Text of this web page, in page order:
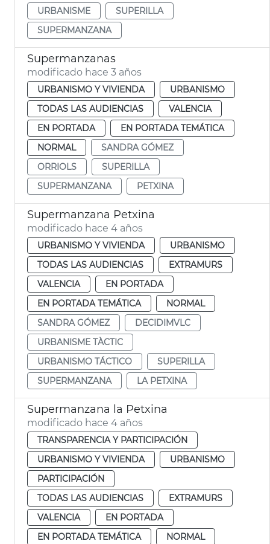
URBANISME
SUPERILLA
SUPERMANZANA
Supermanzanas
modificado hace 3 años
URBANISMO Y VIVIENDA
URBANISMO
TODAS LAS AUDIENCIAS
VALENCIA
EN PORTADA
EN PORTADA TEMÁTICA
NORMAL
SANDRA GÓMEZ
ORRIOLS
SUPERILLA
SUPERMANZANA
PETXINA
Supermanzana Petxina
modificado hace 4 años
URBANISMO Y VIVIENDA
URBANISMO
TODAS LAS AUDIENCIAS
EXTRAMURS
VALENCIA
EN PORTADA
EN PORTADA TEMÁTICA
NORMAL
SANDRA GÓMEZ
DECIDIMVLC
URBANISME TÀCTIC
URBANISMO TÁCTICO
SUPERILLA
SUPERMANZANA
LA PETXINA
Supermanzana la Petxina
modificado hace 4 años
TRANSPARENCIA Y PARTICIPACIÓN
URBANISMO Y VIVIENDA
URBANISMO
PARTICIPACIÓN
TODAS LAS AUDIENCIAS
EXTRAMURS
VALENCIA
EN PORTADA
EN PORTADA TEMÁTICA
NORMAL